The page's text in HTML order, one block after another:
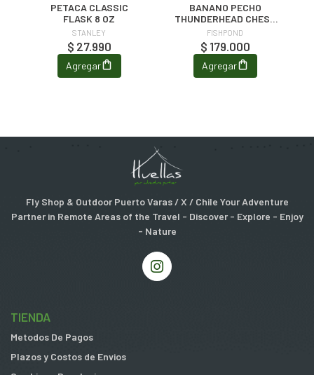
PETACA CLASSIC
FLASK 8 OZ
STANLEY
$ 27.990
Agregar
BANANO PECHO
THUNDERHEAD CHEST
PACK
FISHPOND
$ 179.000
Agregar
Fly Shop & Outdoor Puerto Varas / X / Chile Your Adventure
Partner in Remote Areas of the Travel - Discover - Explore - Enjoy
- Nature
TIENDA
Metodos De Pagos
Plazos y Costos de Envios